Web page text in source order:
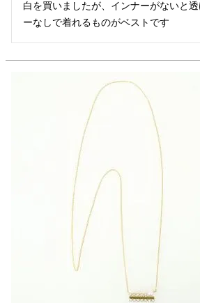
白を買いましたが、インナーがないと
ーなしで着れるものがベストです